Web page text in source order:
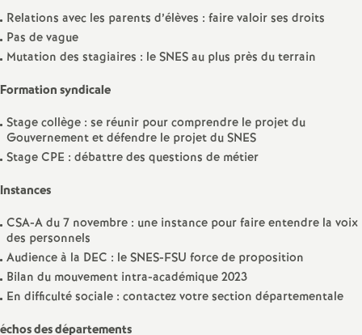
a
d
E
n
Relations avec les parents d’élèves : faire valoir ses droits
Pas de vague
Mutation des stagiaires : le SNES au plus près du terrain
Formation syndicale
Stage collège : se réunir pour comprendre le projet du
Gouvernement et défendre le projet du SNES
Stage CPE : débattre des questions de métier
Instances
CSA-A du 7 novembre : une instance pour faire entendre la voix
des personnels
Audience à la DEC : le SNES-FSU force de proposition
Bilan du mouvement intra-académique 2023
En difficulté sociale : contactez votre section départementale
échos des départements